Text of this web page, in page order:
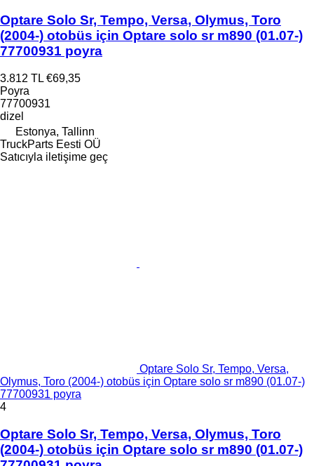
Optare Solo Sr, Tempo, Versa, Olymus, Toro
(2004-) otobüs için Optare solo sr m890 (01.07-)
77700931 poyra
3.812 TL €69,35
Poyra
77700931
dizel
Estonya, Tallinn
TruckParts Eesti OÜ
Satıcıyla iletişime geç
Optare Solo Sr, Tempo, Versa,
Olymus, Toro (2004-) otobüs için Optare solo sr m890 (01.07-)
77700931 poyra
4
Optare Solo Sr, Tempo, Versa, Olymus, Toro
(2004-) otobüs için Optare solo sr m890 (01.07-)